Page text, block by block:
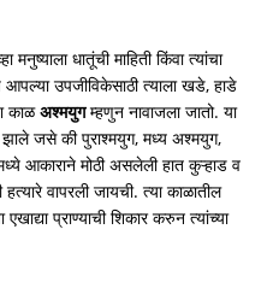
धातूंची माहिती किंवा त्यांचा
उपजीविकेसाठी त्याला खडे, हाडे
काळअश्मयुगम्हणुन नावाजला जातो. या
जसे की पुराश्मयुग, मध्य अश्मयुग,
आकाराने मोठी असलेली हात कुऱ्हाड व
वापरली जायची. त्या काळातील
प्राण्याची शिकार करुन त्यांच्या